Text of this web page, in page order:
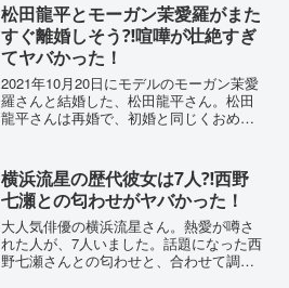
松田龍平とモーガン茉愛羅がまた
すぐ離婚しそう⁈喧嘩が壮絶すぎ
てヤバかった！
2021年10月20日にモデルのモーガン茉愛
羅さんと結婚した、松田龍平さん。松田
龍平さんは再婚で、初婚と同じくおめで
そうと言われていました。2人の関係性
や、今後の夫婦生...
横浜流星の歴代彼女は7人⁈西野
七瀬との匂わせがヤバかった！
大人気俳優の横浜流星さん。熱愛が噂さ
れた人が、7人いました。話題になった西
野七瀬さんとの匂わせと、合わせて調査